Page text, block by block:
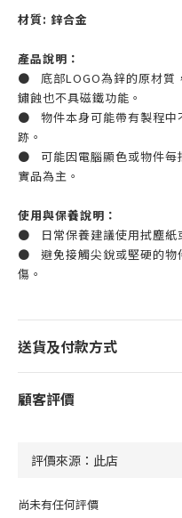
材質: 鋅合金
產品說明：
● 底部LOGO為鋅的原材質
鏽蝕也不具磁鐵功能。
● 物件本身可能帶有製程中
跡。
● 可能因電腦顯色或物件每
實品為主。
使用與保養說明：
● 日常保養建議使用拭塵紙
● 避免接觸尖銳或堅硬的物
傷。
送貨及付款方式
顧客評價
尚未有任何評價